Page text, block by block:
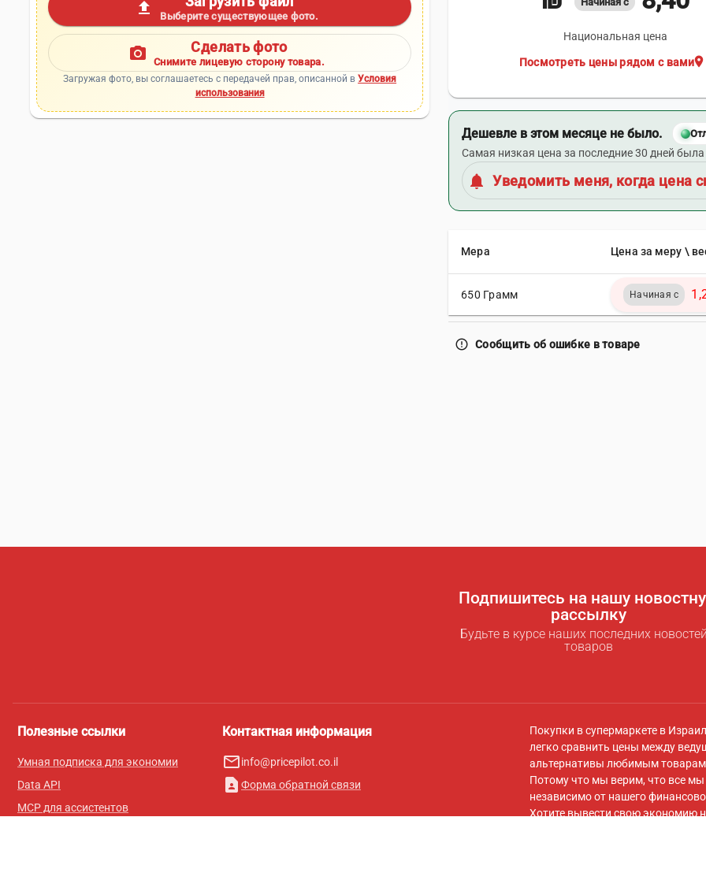
upload Выберите существующее фото.
photo_camera Сделать фото
Снимите лицевую сторону товара.
Загружая фото, вы соглашаетесь с передачей прав, описанной вУсловия
использования
Национальная цена
location_on
Посмотреть цены рядом с вами
Дешевле в этом месяце не было.
Самая низкая цена за последние 30 дней
notifications Уведомить меня, когда цена
Мера Цена за меру \
650 Грамм Начиная с
error_outline Сообщить об ошибке в товаре
Подпишитесь на нашу
рассылку
Будьте в курсе наших последних
товаров
Полезные ссылки
Умная подписка для экономии
Data API
MCP для ассистентов
Контактная информация
mail_outlineinfo@pricepilot.co.il
contact_page Форма обратной связи
Покупки в супермаркете в
легко сравнить цены между
альтернативы любимым
Потому что мы верим, что все
независимо от нашего
Хотите вывести свою экономию